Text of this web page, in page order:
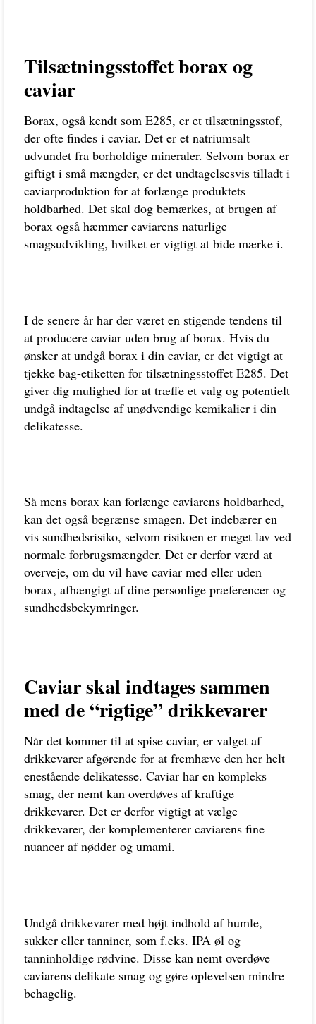
Tilsætningsstoffet borax og
caviar
Borax, også kendt som E285, er et tilsætningsstof,
der ofte findes i caviar. Det er et natriumsalt
udvundet fra borholdige mineraler. Selvom borax er
giftigt i små mængder, er det undtagelsesvis tilladt i
caviarproduktion for at forlænge produktets
holdbarhed. Det skal dog bemærkes, at brugen af
borax også hæmmer caviarens naturlige
smagsudvikling, hvilket er vigtigt at bide mærke i.
I de senere år har der været en stigende tendens til
at producere caviar uden brug af borax. Hvis du
ønsker at undgå borax i din caviar, er det vigtigt at
tjekke bag-etiketten for tilsætningsstoffet E285. Det
giver dig mulighed for at træffe et valg og potentielt
undgå indtagelse af unødvendige kemikalier i din
delikatesse.
Så mens borax kan forlænge caviarens holdbarhed,
kan det også begrænse smagen. Det indebærer en
vis sundhedsrisiko, selvom risikoen er meget lav ved
normale forbrugsmængder. Det er derfor værd at
overveje, om du vil have caviar med eller uden
borax, afhængigt af dine personlige præferencer og
sundhedsbekymringer.
Caviar skal indtages sammen
med de “rigtige” drikkevarer
Når det kommer til at spise caviar, er valget af
drikkevarer afgørende for at fremhæve den her helt
enestående delikatesse. Caviar har en kompleks
smag, der nemt kan overdøves af kraftige
drikkevarer. Det er derfor vigtigt at vælge
drikkevarer, der komplementerer caviarens fine
nuancer af nødder og umami.
Undgå drikkevarer med højt indhold af humle,
sukker eller tanniner, som f.eks. IPA øl og
tanninholdige rødvine. Disse kan nemt overdøve
caviarens delikate smag og gøre oplevelsen mindre
behagelig.